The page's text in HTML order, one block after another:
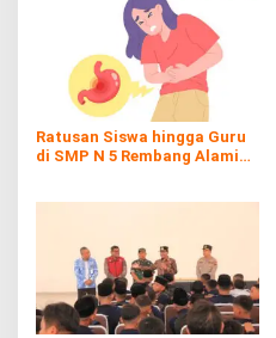
Ratusan Siswa hingga Guru
di SMP N 5 Rembang Alami